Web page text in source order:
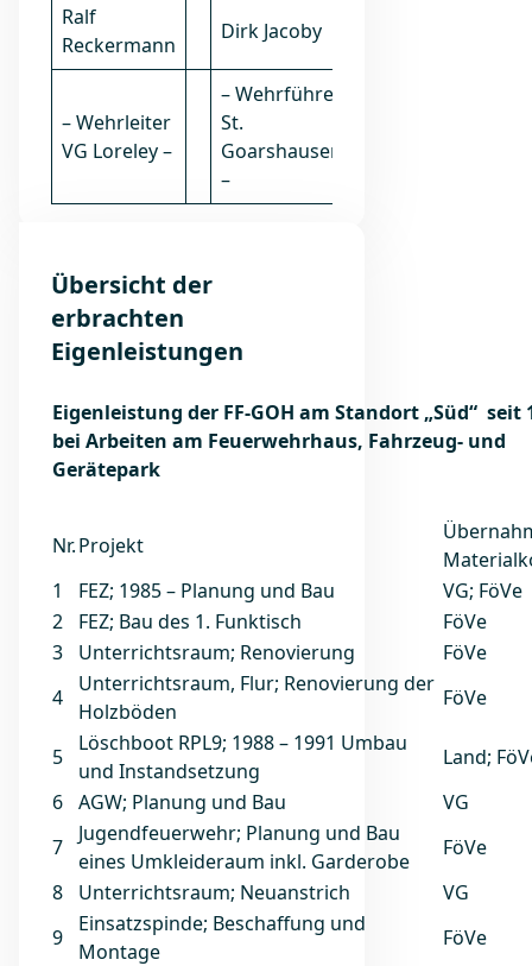
Ralf
Reckermann
Dirk Jacoby
– Wehrleiter
VG Loreley –
– Wehrführer
St.
Goarshausen
–
Übersicht der
erbrachten
Eigenleistungen
Eigenleistung der FF-GOH am Standort „Süd“ seit
bei Arbeiten am Feuerwehrhaus, Fahrzeug- und
Gerätepark
Nr.Projekt
1
FEZ; 1985 – Planung und Bau
VG; FöVe
2
FEZ; Bau des 1. Funktisch
FöVe
3
Unterrichtsraum; Renovierung
FöVe
4
Unterrichtsraum, Flur; Renovierung der
Holzböden
FöVe
5
Löschboot RPL9; 1988 – 1991 Umbau
und Instandsetzung
Land;
6 AGW; Planung und Bau
VG
7
Jugendfeuerwehr; Planung und Bau
eines Umkleideraum inkl. Garderobe
FöVe
8
Unterrichtsraum; Neuanstrich
VG
9
Einsatzspinde; Beschaffung und
Montage
FöVe